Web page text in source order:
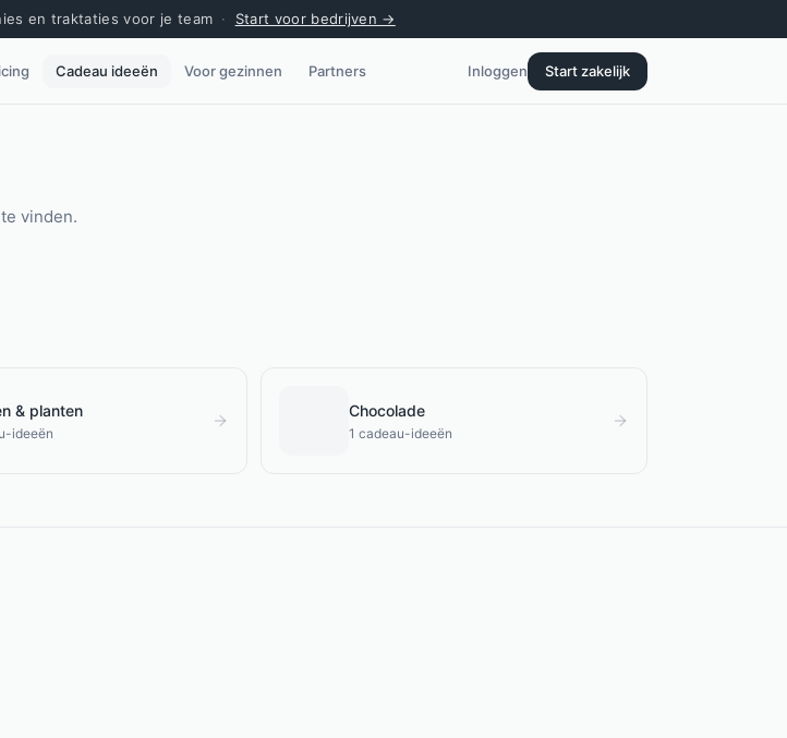
en traktaties voor je team · Start voor bedrijven →
Cadeau ideeën Voor gezinnen Partners Inloggen Start zakelijk
vinden.
& planten
ideeën
Chocolade
1 cadeau-ideeën